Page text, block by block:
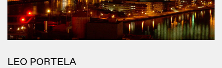
LEO PORTELA